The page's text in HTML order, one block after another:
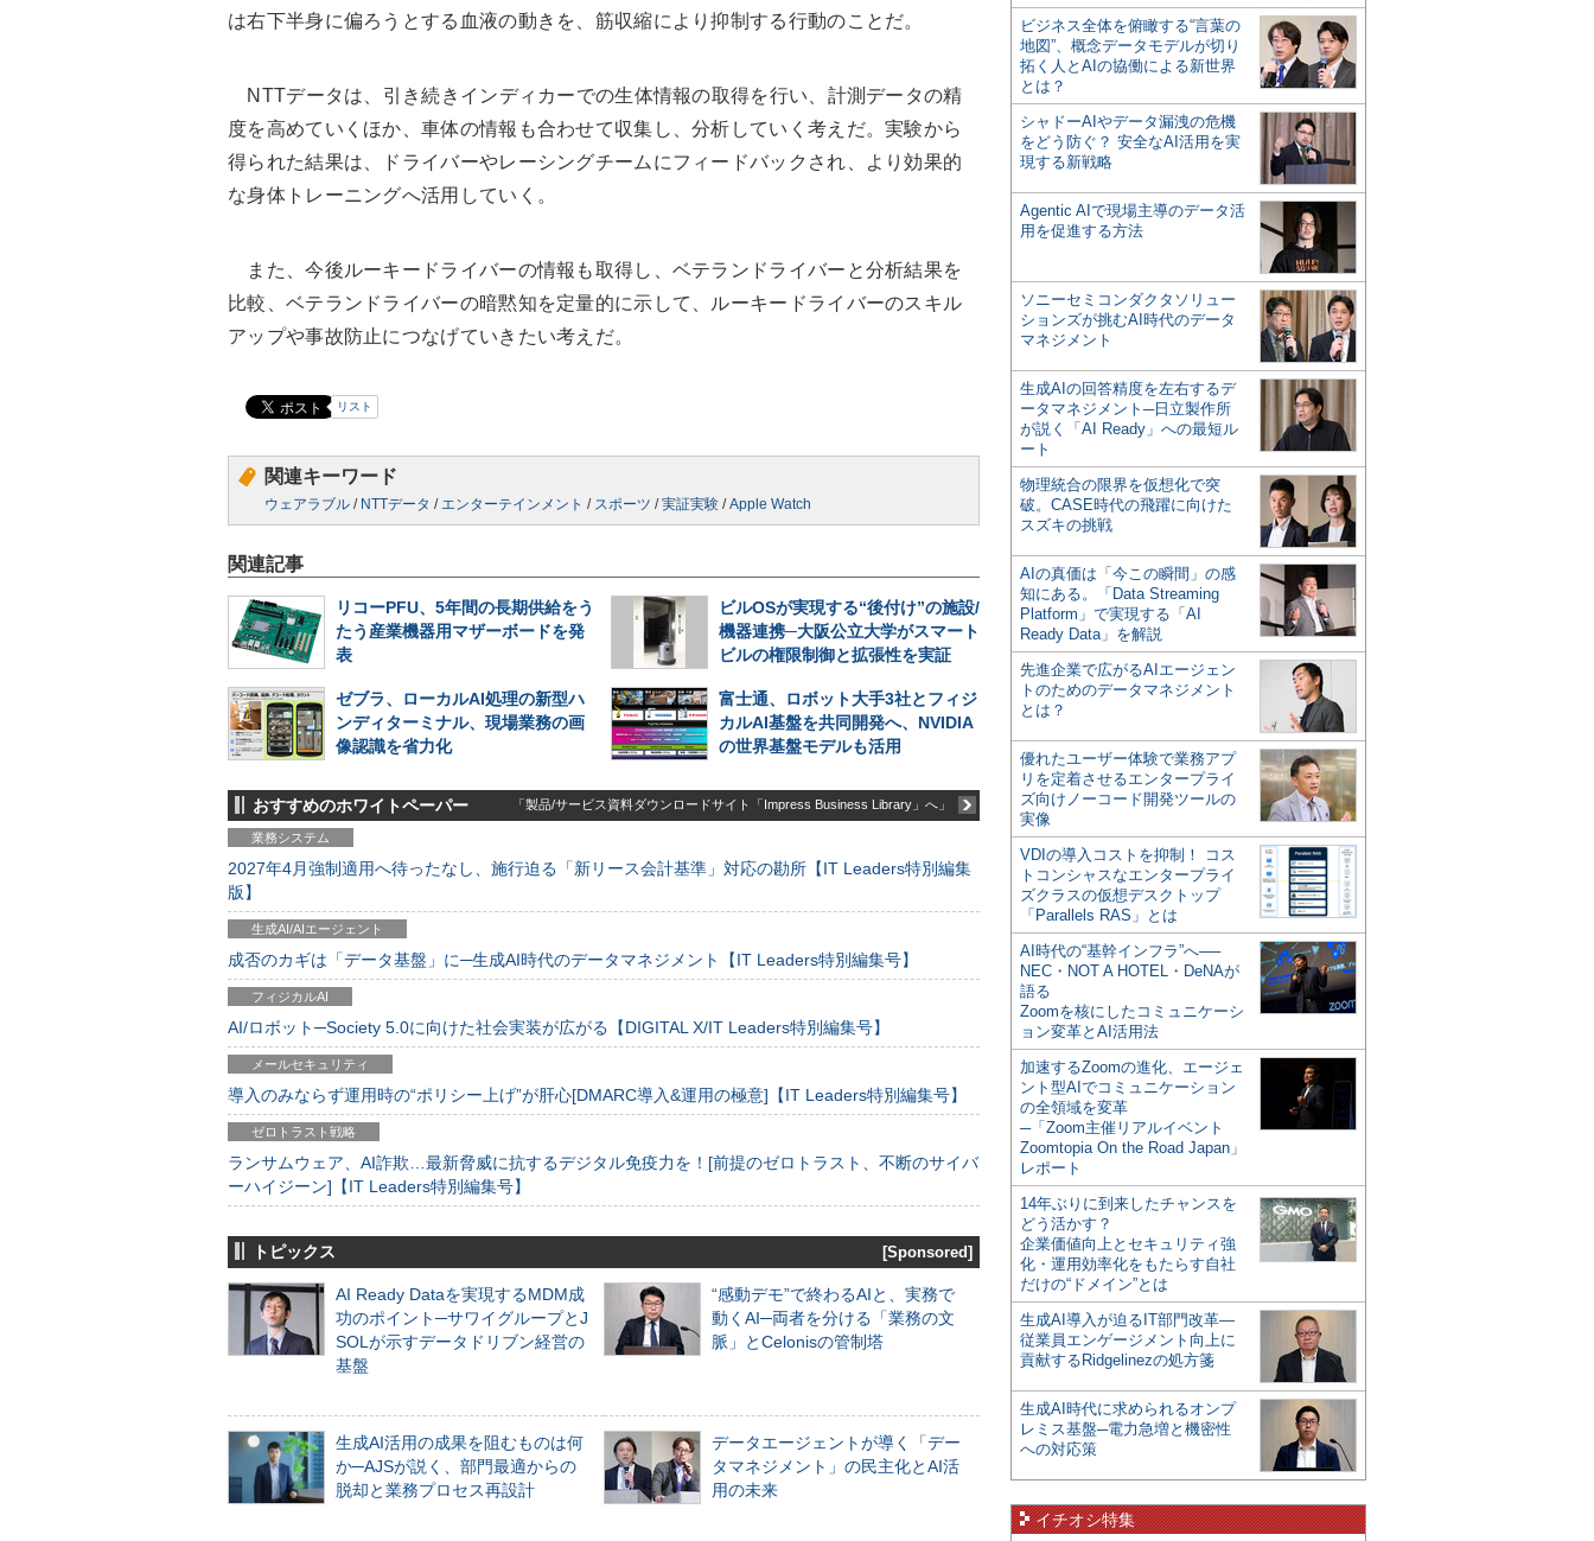
は右下半身に偏ろうとする血液の動きを、筋収縮により抑制する行動のことだ。
NTTデータは、引き続きインディカーでの生体情報の取得を行い、計測データの精
度を高めていくほか、車体の情報も合わせて収集し、分析していく考えだ。実験から
得られた結果は、ドライバーやレーシングチームにフィードバックされ、より効果的
な身体トレーニングへ活用していく。
また、今後ルーキードライバーの情報も取得し、ベテランドライバーと分析結果を
比較、ベテランドライバーの暗黙知を定量的に示して、ルーキードライバーのスキル
アップや事故防止につなげていきたい考えだ。
リスト
関連キーワード
ウェアラブル / NTTデータ / エンターテインメント / スポーツ /実証実験 /Apple Watch
関連記事
リコーPFU、5年間の長期供給をう
たう産業機器用マザーボードを発
表
ビルOSが実現する“後付け”の施設/
機器連携─大阪公立大学がスマート
ビルの権限制御と拡張性を実証
ゼブラ、ローカルAI処理の新型ハ
ンディターミナル、現場業務の画
像認識を省力化
富士通、ロボット大手3社とフィジ
カルAI基盤を共同開発へ、NVIDIA
の世界基盤モデルも活用
おすすめのホワイトペーパー 「製品/サービス資料ダウンロードサイト「Impress Business Library」へ」
業務システム
2027年4月強制適用へ待ったなし、施行迫る「新リース会計基準」対応の勘所【IT Leaders特別編集
版】
生成AI/AIエージェント
成否のカギは「データ基盤」に─生成AI時代のデータマネジメント【IT Leaders特別編集号】
フィジカルAI
AI/ロボット─Society 5.0に向けた社会実装が広がる【DIGITAL X/IT Leaders特別編集号】
メールセキュリティ
導入のみならず運用時の“ポリシー上げ”が肝心[DMARC導入&運用の極意]【IT Leaders特別編集号】
ゼロトラスト戦略
ランサムウェア、AI詐欺…最新脅威に抗するデジタル免疫力を！[前提のゼロトラスト、不断のサイバ
ーハイジーン]【IT Leaders特別編集号】
トピックス [Sponsored]
AI Ready Dataを実現するMDM成
功のポイント─サワイグループとJ
SOLが示すデータドリブン経営の
基盤
“感動デモ”で終わるAIと、実務で
動くAI─両者を分ける「業務の文
脈」とCelonisの管制塔
生成AI活用の成果を阻むものは何
か─AJSが説く、部門最適からの
脱却と業務プロセス再設計
データエージェントが導く「デー
タマネジメント」の民主化とAI活
用の未来
ビジネス全体を俯瞰する“言葉の
地図”、概念データモデルが切り
拓く人とAIの協働による新世界
とは？
シャドーAIやデータ漏洩の危機
をどう防ぐ？ 安全なAI活用を実
現する新戦略
Agentic AIで現場主導のデータ活
用を促進する方法
ソニーセミコンダクタソリュー
ションズが挑むAI時代のデータ
マネジメント
生成AIの回答精度を左右するデ
ータマネジメント─日立製作所
が説く「AI Ready」への最短ル
ート
物理統合の限界を仮想化で突
破。CASE時代の飛躍に向けた
スズキの挑戦
AIの真価は「今この瞬間」の感
知にある。「Data Streaming
Platform」で実現する「AI
Ready Data」を解説
先進企業で広がるAIエージェン
トのためのデータマネジメント
とは？
優れたユーザー体験で業務アプ
リを定着させるエンタープライ
ズ向けノーコード開発ツールの
実像
VDIの導入コストを抑制！ コス
トコンシャスなエンタープライ
ズクラスの仮想デスクトップ
「Parallels RAS」とは
AI時代の“基幹インフラ”へ──
NEC・NOT A HOTEL・DeNAが
語る
Zoomを核にしたコミュニケーシ
ョン変革とAI活用法
加速するZoomの進化、エージェ
ント型AIでコミュニケーション
の全領域を変革
─「Zoom主催リアルイベント
Zoomtopia On the Road Japan」
レポート
14年ぶりに到来したチャンスを
どう活かす？
企業価値向上とセキュリティ強
化・運用効率化をもたらす自社
だけの“ドメイン”とは
生成AI導入が迫るIT部門改革―
従業員エンゲージメント向上に
貢献するRidgelinezの処方箋
生成AI時代に求められるオンプ
レミス基盤─電力急増と機密性
への対応策
イチオシ特集